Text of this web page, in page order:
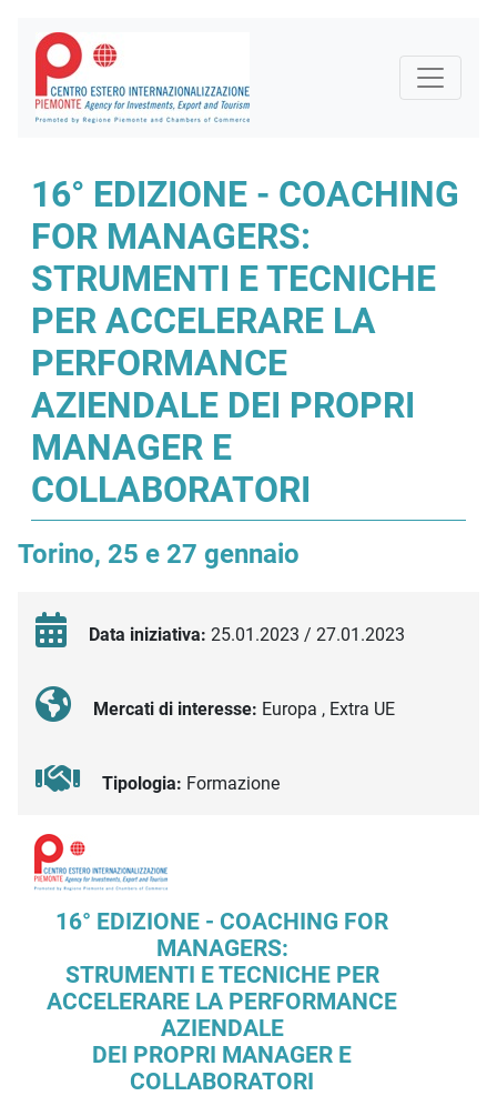
16° EDIZIONE - COACHING
FOR MANAGERS:
STRUMENTI E TECNICHE
PER ACCELERARE LA
PERFORMANCE
AZIENDALE DEI PROPRI
MANAGER E
COLLABORATORI
Torino, 25 e 27 gennaio
Data iniziativa: 25.01.2023 / 27.01.2023
Mercati di interesse: Europa , Extra UE
Tipologia: Formazione
Descrizione iniziativa
16° EDIZIONE - COACHING FOR
MANAGERS:
STRUMENTI E TECNICHE PER
ACCELERARE LA PERFORMANCE
AZIENDALE
DEI PROPRI MANAGER E
COLLABORATORI